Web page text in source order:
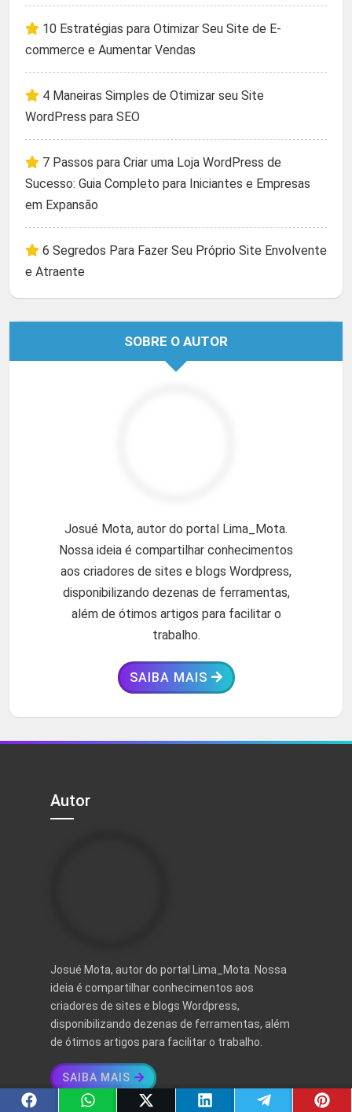
10 Estratégias para Otimizar Seu Site de E-
commerce e Aumentar Vendas
4 Maneiras Simples de Otimizar seu Site
WordPress para SEO
7 Passos para Criar uma Loja WordPress de
Sucesso: Guia Completo para Iniciantes e Empresas
em Expansão
6 Segredos Para Fazer Seu Próprio Site Envolvente
e Atraente
SOBRE O AUTOR
Josué Mota, autor do portal Lima_Mota.
Nossa ideia é compartilhar conhecimentos
aos criadores de sites e blogs Wordpress,
disponibilizando dezenas de ferramentas,
além de ótimos artigos para facilitar o
trabalho.
SAIBA MAIS
Autor
Josué Mota, autor do portal Lima_Mota. Nossa
ideia é compartilhar conhecimentos aos
criadores de sites e blogs Wordpress,
disponibilizando dezenas de ferramentas, além
de ótimos artigos para facilitar o trabalho.
SAIBA MAIS